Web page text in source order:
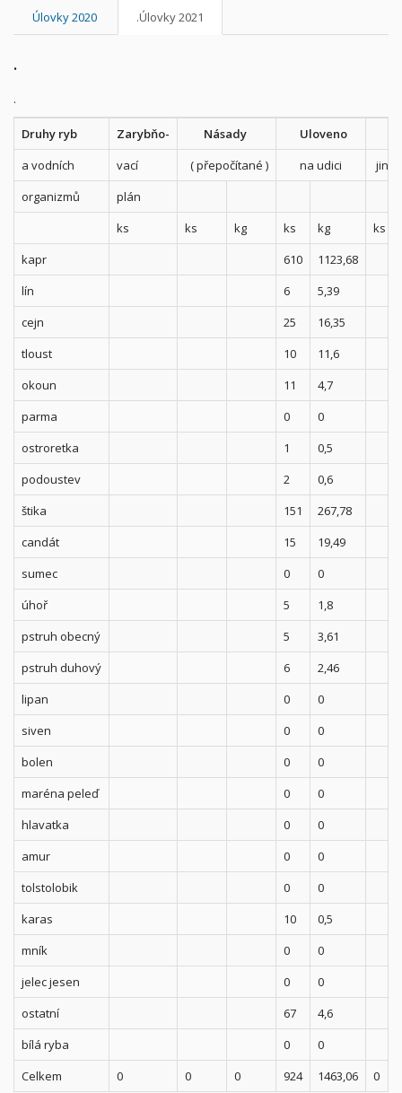
Úlovky 2020 .Úlovky 2021
.
.
Druhy ryb Zarybňo- Násady Uloveno
a vodních
vací ( přepočítané ) na udici
organizmů
plán
ks
ks kg ks kg
ks
kapr
610
1123,68
lín
6
5,39
cejn
25
16,35
tloust
10
11,6
okoun
11
4,7
parma
0
0
ostroretka
1
0,5
podoustev
2
0,6
štika
151
267,78
candát
15
19,49
sumec
0
0
úhoř
5
1,8
pstruh obecný
5
3,61
pstruh duhový
6
2,46
lipan
0
0
siven
0
0
bolen
0
0
maréna peleď
0
0
hlavatka
0
0
amur
0
0
tolstolobik
0
0
karas
10
0,5
mník
0
0
jelec jesen
0
0
ostatní
67
4,6
bílá ryba
0
0
Celkem
0 0 0 924 1463,06 0